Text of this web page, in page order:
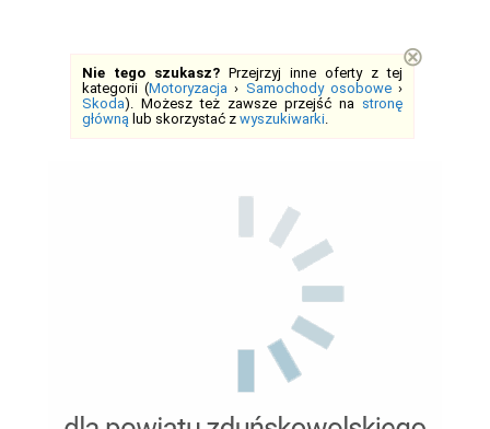
Nie tego szukasz? Przejrzyj inne oferty z tej
kategorii (Motoryzacja › Samochody osobowe›
Skoda). Możesz też zawsze przejść na stronę
główną lub skorzystać z wyszukiwarki.
⊗